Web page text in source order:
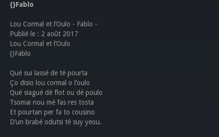
{}Fablo
Lou Cormal et l’Oulo - Fablo -
Publié le : 2 août 2017
Lou Cormal et l’Oulo
{}Fablo
Qué sui lassé de té pourta
Ço disio lou cormal o l’oulo
Qué siagué dé flot ou dé poulo
Tsomaï nou mé fas res tosta
Et pourtan per fa to cousino
D’un brabé odutsi té suy yeou.